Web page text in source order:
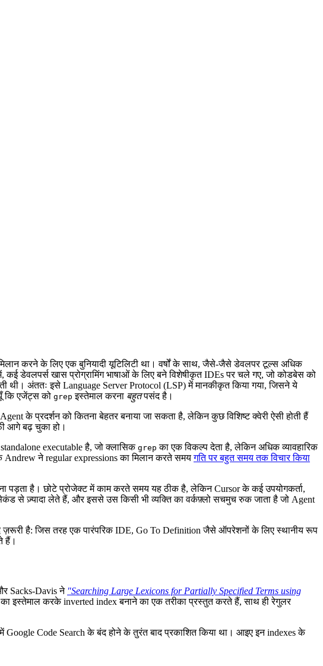
करने के लिए एक बुनियादी यूटिलिटी था। वर्षों के साथ, जैसे-जैसे डेवलपर टूल्स अधिक
कई डेवलपर्स खास प्रोग्रामिंग भाषाओं के लिए बने विशेषीकृत IDEs पर चले गए, जो कोडबेस को
थी। अंततः इसे Language Server Protocol (LSP) में मानकीकृत किया गया, जिसने ये
कि एजेंट्स को grep इस्तेमाल करना बहुतपसंद है।
के प्रदर्शन को कितना बेहतर बनाया जा सकता है, लेकिन कुछ विशिष्ट क्वेरी ऐसी होती हैं
आगे बढ़ चुका हो।
executable है, जो क्लासिक grep का एक विकल्प देता है, लेकिन अधिक व्यावहारिक
Andrew ने regular expressions का मिलान करते समयगति पर बहुत समय तक विचार किया
पड़ता है। छोटे प्रोजेक्ट में काम करते समय यह ठीक है, लेकिन Cursor के कई उपयोगकर्ता,
से ज़्यादा लेते हैं, और इससे उस किसी भी व्यक्ति का वर्कफ़्लो सचमुच रुक जाता है जो Agent
ज़रूरी है: जिस तरह एक पारंपरिक IDE, Go To Definition जैसे ऑपरेशनों के लिए स्थानीय रूप
हैं।
Sacks-Davis ने "Searching Large Lexicons for Partially Specified Terms using
का इस्तेमाल करके inverted index बनाने का एक तरीका प्रस्तुत करते हैं, साथ ही रेगुलर
Google Code Search के बंद होने के तुरंत बाद प्रकाशित किया था। आइए इन indexes के